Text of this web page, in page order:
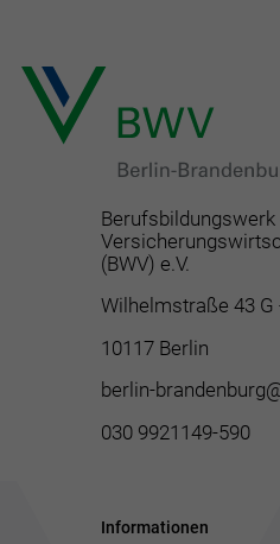
Berufsbildungswerk
(BWV) e.V.
Wilhelmstraße 43 G -
10117 Berlin
berlin-
030 9921149-590
Informationen